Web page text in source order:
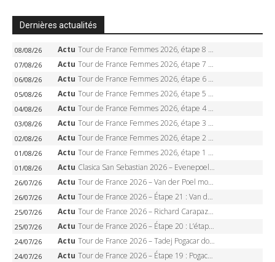
Dernières actualités
08/08/26 Actu Tour de France Femmes 2026, étape 8 – Demi Vollering gagne à Nice, reprend le jaune, Niewiadoma à 8 secondes
07/08/26 Actu Tour de France Femmes 2026, étape 7 – Kasia Niewiadoma gagne le Ventoux, maillot jaune, Reusser et Vollering piégées
06/08/26 Actu Tour de France Femmes 2026, étape 6 – Kim Le Court-Pienaar gagne à Tournon, Reusser en jaune
05/08/26 Actu Tour de France Femmes 2026, étape 5 – Demi Vollering gagne à Belleville, Reusser en jaune, Ferrand-Prévot coule
04/08/26 Actu Tour de France Femmes 2026, étape 4 – Marlen Reusser écrase le chrono, Ferrand-Prévot en crise
03/08/26 Actu Tour de France Femmes 2026, étape 3 – Sigrid Haugset en solitaire, 88 km d’échappée, maillot jaune
02/08/26 Actu Tour de France Femmes 2026, étape 2 – Lorena Wiebes doublé à Genève, Markus héroïque, 7e record
01/08/26 Actu Tour de France Femmes 2026, étape 1 – Lorena Wiebes intouchable à Lausanne, premier maillot jaune
01/08/26 Actu Clasica San Sebastian 2026 – Evenepoel recordman, 4e victoire, Carapaz battu au sprint
26/07/26 Actu Tour de France 2026 – Van der Poel monumental à Paris, Pogacar égale le record des cinq sacres
26/07/26 Actu Tour de France 2026 – Étape 21 : Van der Poel, Pogacar, qui succédera à Wout van Aert sur les Champs-Elysées ?
25/07/26 Actu Tour de France 2026 – Richard Carapaz roi des Alpes, doublé et maillot à pois, Seixas perd le podium
25/07/26 Actu Tour de France 2026 – Étape 20 : L’étape reine, Galibier, Sarenne, Alpe d’Huez, qui succédera à Pogacar ?
24/07/26 Actu Tour de France 2026 – Tadej Pogacar dompte l’Alpe d’Huez, 5e victoire, record de Pantani pulvérisé
24/07/26 Actu Tour de France 2026 – Étape 19 : Pogacar peut-il enfin dompter l’Alpe d’Huez ?